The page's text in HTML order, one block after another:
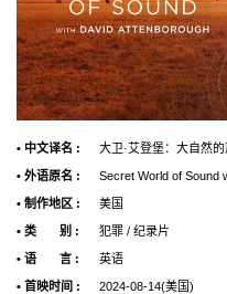
• 中文译名 : 大卫·艾登堡：大自然
• 外语原名 : Secret World of Sound
• 制作地区 : 美国
• 类 别 : 犯罪 / 纪录片
• 语 言 : 英语
• 首映时间 : 2024-08-14(美国)